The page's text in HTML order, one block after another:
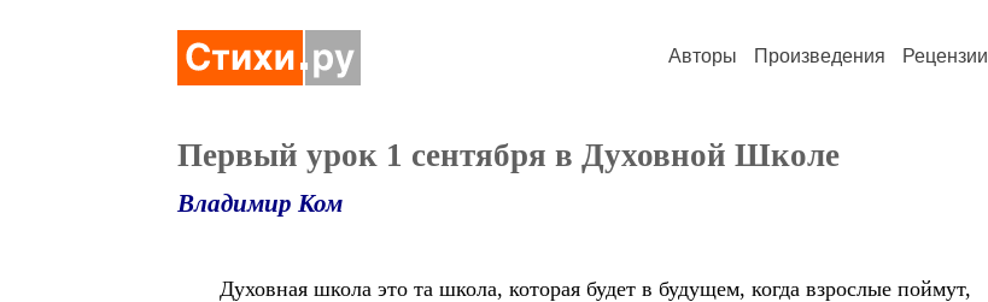
Авторы Произведения Рецензии
Первый урок 1 сентября в Духовной Школе
Владимир Ком
Духовная школа это та школа, которая будет в будущем, когда взрослые поймут,